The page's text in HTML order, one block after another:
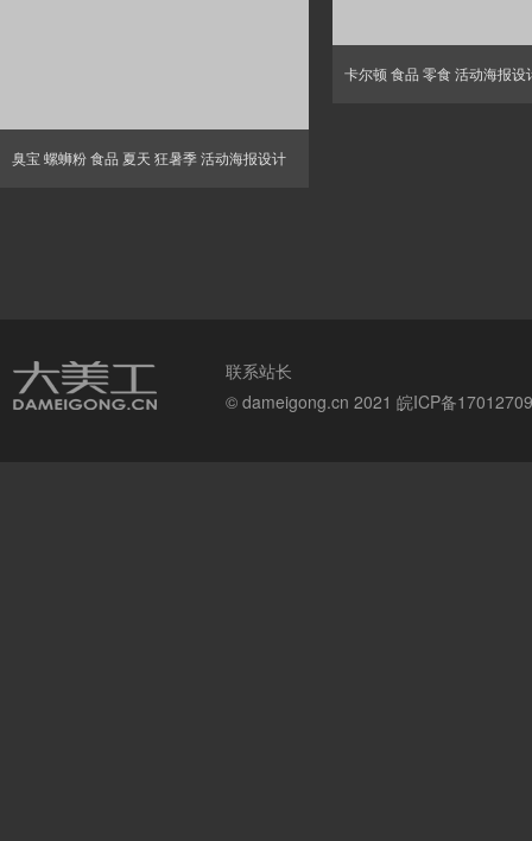
臭宝 螺蛳粉 食品 夏天 狂暑季 活动海报设计
卡尔顿 食品 零食 活动海报设
联系站长
© dameigong.cn 2021 皖ICP备